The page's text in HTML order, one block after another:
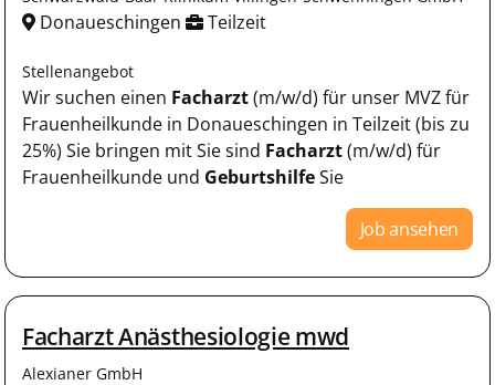
Donaueschingen Teilzeit
Stellenangebot
Wir suchen einen Facharzt(m/w/d) für unser MVZ für
Frauenheilkunde in Donaueschingen in Teilzeit (bis zu
25%) Sie bringen mit Sie sind Facharzt(m/w/d) für
Frauenheilkunde und GeburtshilfeSie
Job ansehen
Facharzt Anästhesiologie mwd
Alexianer GmbH